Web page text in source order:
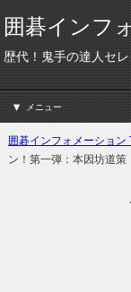
囲碁インフ
歴代！鬼手の達人セ
メニュー
囲碁インフォメーション
ン！第一弾：本因坊道策